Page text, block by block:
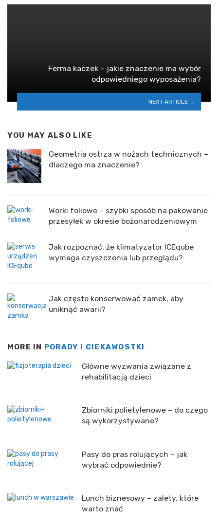
Ferma kaczek – jakie znaczenie ma wybór
odpowiedniego wyposażenia?
NEXT ARTICLE
YOU MAY ALSO LIKE
Geometria ostrza w nożach technicznych –
dlaczego ma znaczenie?
Worki foliowe – szybki sposób na pakowanie
przesyłek w okresie bożonarodzeniowym
Jak rozpoznać, że klimatyzator ICEqube
wymaga czyszczenia lub przeglądu?
Jak często konserwować zamek, aby
uniknąć awarii?
MORE IN PORADY I CIEKAWOSTKI
Główne wyzwania związane z
rehabilitacją dzieci
Zbiorniki polietylenowe – do czego
są wykorzystywane?
Pasy do pras rolujących – jak
wybrać odpowiednie?
Lunch biznesowy – zalety, które
warto znać